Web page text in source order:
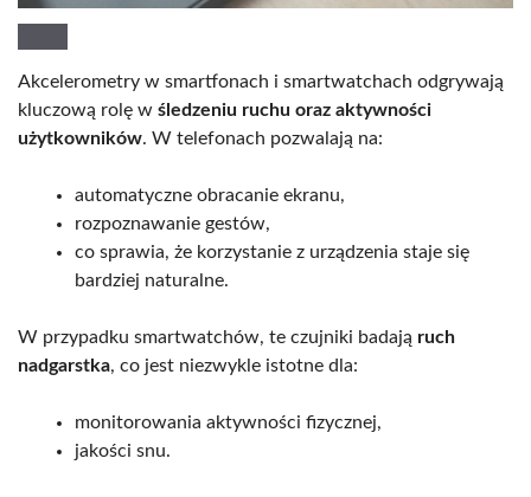
Akcelerometry w smartfonach i smartwatchach odgrywają
kluczową rolę w śledzeniu ruchu oraz aktywności
użytkowników. W telefonach pozwalają na:
automatyczne obracanie ekranu,
rozpoznawanie gestów,
co sprawia, że korzystanie z urządzenia staje się
bardziej naturalne.
W przypadku smartwatchów, te czujniki badają ruch
nadgarstka, co jest niezwykle istotne dla:
monitorowania aktywności fizycznej,
jakości snu.